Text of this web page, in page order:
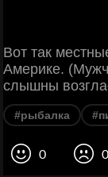
Вот так
Америке.
слышны
#рыбалка
0 0